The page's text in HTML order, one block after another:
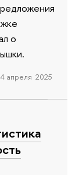
о
апреля 2025